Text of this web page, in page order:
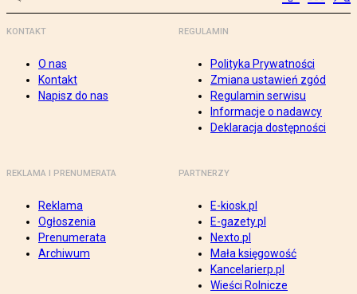
KONTAKT
O nas
Kontakt
Napisz do nas
REGULAMIN
Polityka Prywatności
Zmiana ustawień zgód
Regulamin serwisu
Informacje o nadawcy
Deklaracja dostępności
REKLAMA I PRENUMERATA
Reklama
Ogłoszenia
Prenumerata
Archiwum
PARTNERZY
E-kiosk.pl
E-gazety.pl
Nexto.pl
Mała księgowość
Kancelarierp.pl
Wieści Rolnicze